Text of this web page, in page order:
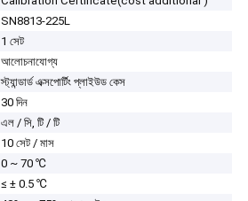
SN8813-225L
1 সেট
আলোচনাযোগ্য
স্ট্যান্ডার্ড এক্সপোর্টিং প্লাইউড কেস
30 দিন
এল / সি, টি / টি
10 সেট / মাস
0 ~ 70 ℃
≤ ± 0.5 ℃